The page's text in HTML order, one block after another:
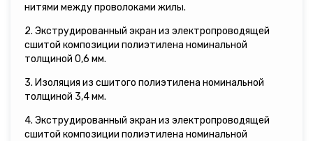
нитями между проволоками жилы.
2. Экструдированный экран из электропроводящей
сшитой композиции полиэтилена номинальной
толщиной 0,6 мм.
3. Изоляция из сшитого полиэтилена номинальной
толщиной 3,4 мм.
4. Экструдированный экран из электропроводящей
сшитой композиции полиэтилена номинальной